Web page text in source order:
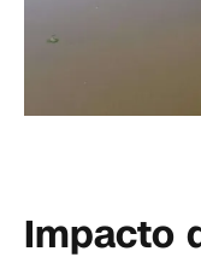
Impacto